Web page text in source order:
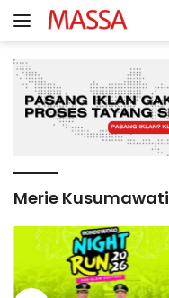
Langsung
ke
Merie Kusumawati